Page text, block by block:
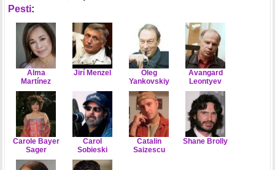
Pesti:
Alma
Martínez
Jirí Menzel
Oleg
Yankovskiy
Avangard
Leontyev
Carole Bayer
Sager
Carol
Sobieski
Catalin
Saizescu
Shane Brolly